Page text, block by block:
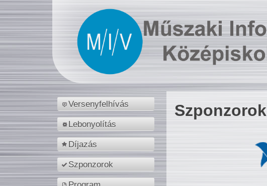
Versenyfelhívás
Lebonyolítás
Díjazás
Szponzorok
Szponzorok